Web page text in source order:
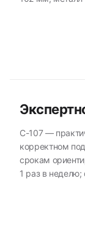
C-107 —
корректном
срокам
1 раз в неделю;